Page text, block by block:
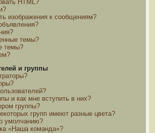
HTML?
изображения к сообщениям?
темы?
темы?
и группы
и как мне вступить в них?
группы?
групп имеют разные цвета?
умолчанию?
«Наша команда»?